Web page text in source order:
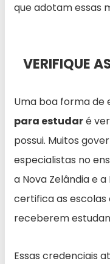
que adotam essas
VERIFIQUE
Uma boa forma de
para estudaré
possui. Muitos
especialistas no
a Nova Zelândia e
certifica as
receberem
Essas credenciais